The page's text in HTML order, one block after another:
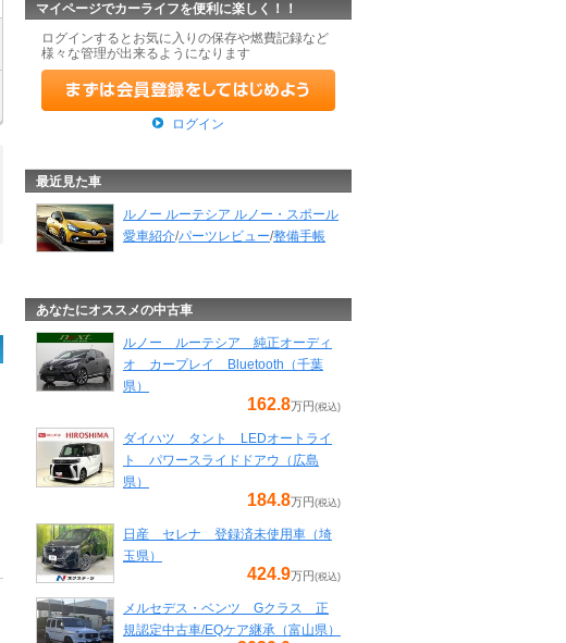
マイページでカーライフを便利に楽しく！！
ログインするとお気に入りの保存や燃費記録など
様々な管理が出来るようになります
ログイン
最近見た車
ルノー ルーテシア ルノー・スポール
愛車紹介/パーツレビュー/整備手帳
あなたにオススメの中古車
ルノー ルーテシア 純正オーディ
オ カープレイ Bluetooth（千葉
県）
162.8万円 (税込)
ダイハツ タント LEDオートライ
ト パワースライドドアウ（広島
県）
184.8万円 (税込)
日産 セレナ 登録済未使用車（埼
玉県）
424.9万円 (税込)
メルセデス・ベンツ Gクラス 正
規認定中古車/EQケア継承（富山県）